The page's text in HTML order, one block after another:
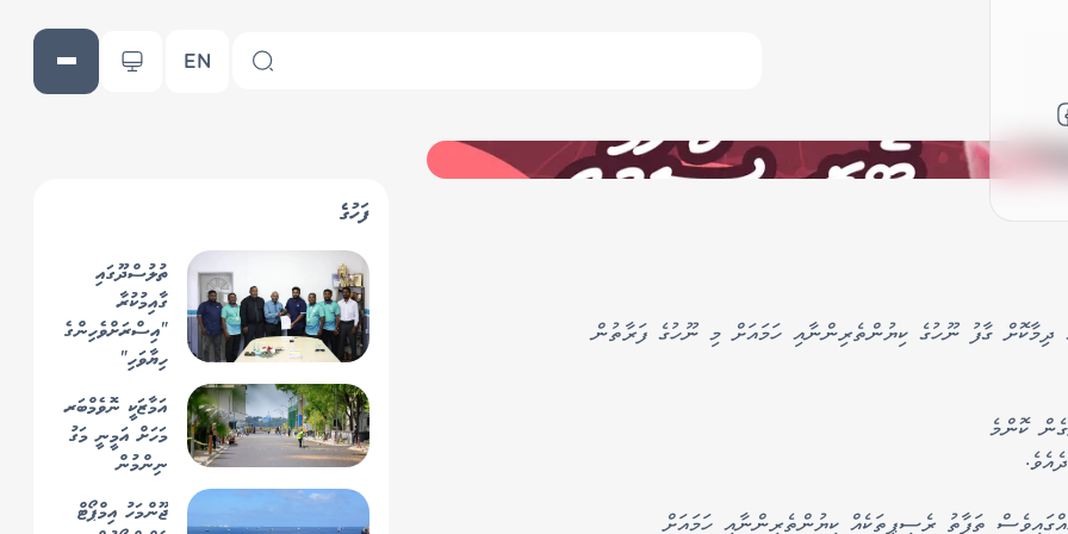
EN
ގާފު ނޫހުގެ ކިޔުންތެރިންނާއި ހަމައަށް މި ނޫހުގެ ފަރާތުން
ފެށިގެން ކޮންމެ
ތަފާތު ރެސިޕީތަކެއް ކިޔުންތެރިންނާއި ހަމައަށް
ފަހުގެ
ތުލުސްދޫގައި
ގާއިމުކުރާ
"އިސްރަށްވެހިންގެ
ހިޔާވަހި"
ބިން ރަސްމީކޮށް
އެމް.ޓީ.ސީ.ސީއާ
ހަވާލުކޮށްފި
އަމާޒަކީ ނޮވެމްބަރ
މަހަށް އަމީނީ މަގު
ނިންމުން
ޖޫންމަހު އިމްޕޯޓް